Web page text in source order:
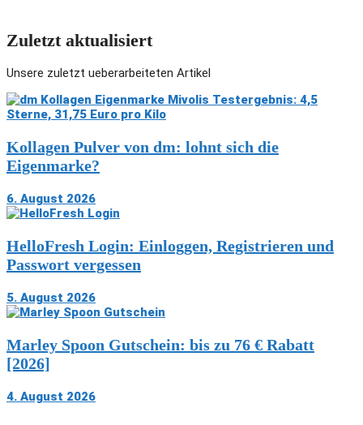
Zuletzt aktualisiert
Unsere zuletzt ueberarbeiteten Artikel
Kollagen Pulver von dm: lohnt sich die
Eigenmarke?
6. August 2026
HelloFresh Login: Einloggen, Registrieren und
Passwort vergessen
5. August 2026
Marley Spoon Gutschein: bis zu 76 € Rabatt
[2026]
4. August 2026